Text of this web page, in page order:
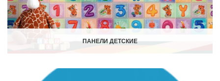
ПАНЕЛИ ДЕТСКИЕ